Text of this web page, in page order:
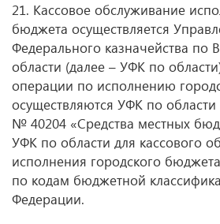
21. Кассовое обслуживание
бюджета осуществляется
Федерального казначейства по
области (далее – УФК по
операции по исполнению
осуществляются УФК по
№ 40204 «Средства местных
УФК по области для кассового
исполнения городского
по кодам бюджетной
Федерации.